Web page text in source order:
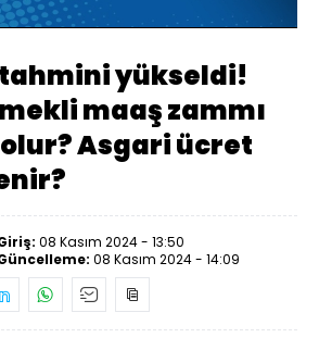
Hızı
yükseldi!
maaş zammı
Asgari ücret
08 Kasım 2024 - 13:50
08 Kasım 2024 - 14:09